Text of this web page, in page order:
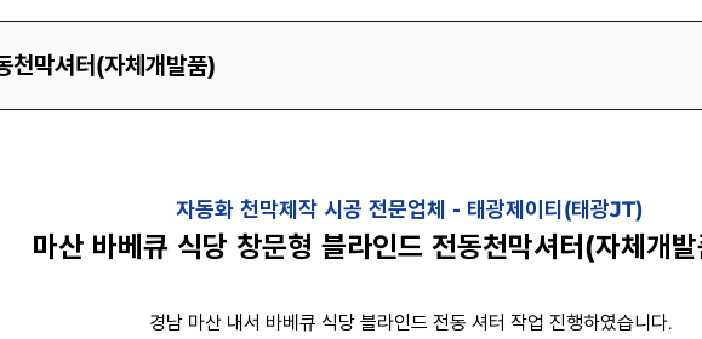
천막셔터(자체개발품)
자동화 천막제작 시공 전문업체 - 태광제이티(태광JT)
마산 바베큐 식당 창문형 블라인드 전동천막셔터 (자체개
경남 마산 내서 바베큐 식당 블라인드 전동 셔터 작업 진행하였습니다.